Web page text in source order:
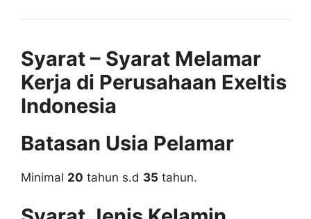
Syarat – Syarat Melamar
Kerja di Perusahaan Exeltis
Indonesia
Batasan Usia Pelamar
Minimal 20 tahun s.d 35 tahun.